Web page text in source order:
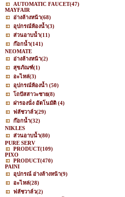
AUTOMATIC FAUCET(47)
MAYFAIR
อ่างล้างหน้า(68)
อุปกรณ์ห้องน้ำ(3)
ส่วนอาบน้ำ(11)
ก๊อกน้ำ(141)
NEOMATE
อ่างล้างหน้า(2)
สุขภัณฑ์(1)
อะไหล่(3)
อุปกรณ์ห้องน้ำ (50)
โถปัสสาวะชาย(8)
ฝารองนั่ง อัตโนมัติ (4)
ฟลัชวาล์ว(29)
ก๊อกน้ำ(32)
NIKLES
ส่วนอาบน้ำ(80)
PURE SERV
PRODUCT(109)
PIXO
PRODUCT(470)
PAINI
อุปกรณ์ อ่างล้างหน้า(9)
อะไหล่(28)
ฟลัชวาล์ว(2)